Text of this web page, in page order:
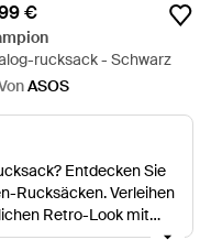
€
rucksack - Schwarz
ASOS
Entdecken Sie
Rucksäcken. Verleihen
Retro-Look mit